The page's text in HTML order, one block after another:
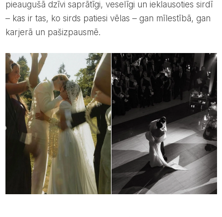
pieaugušā dzīvi saprātīgi, veselīgi un ieklausoties sirdī
– kas ir tas, ko sirds patiesi vēlas – gan mīlestībā, gan
karjerā un pašizpausmē.